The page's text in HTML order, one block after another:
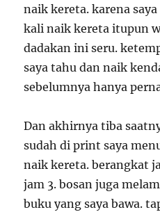
naik kereta. karena
kali naik kereta itupun
dadakan ini seru.
saya tahu dan naik
sebelumnya hanya
Dan akhirnya tiba
sudah di print saya
naik kereta. berangkat
jam 3. bosan juga
buku yang saya bawa.